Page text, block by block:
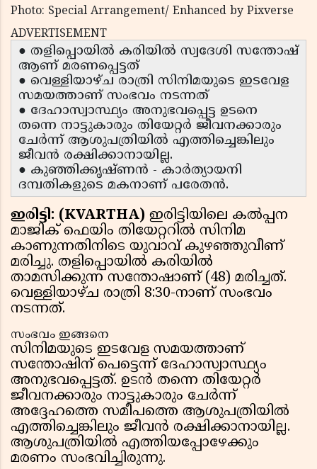
Photo: Special Arrangement/ Enhanced by Pixverse
ADVERTISEMENT
● തളിപ്പൊയിൽ കരിയിൽ സ്വദേശി സന്തോഷ്
ആണ് മരണപ്പെട്ടത്
● വെള്ളിയാഴ്ച രാത്രി സിനിമയുടെ ഇടവേള
സമയത്താണ് സംഭവം നടന്നത്
● ദേഹാസ്വാസ്ഥ്യം അനുഭവപ്പെട്ട ഉടനെ
തന്നെ നാട്ടുകാരും തിയേറ്റർ ജീവനക്കാരും
ചേർന്ന് ആശുപത്രിയിൽ എത്തിച്ചെങ്കിലും
ജീവൻ രക്ഷിക്കാനായില്ല.
● കുഞ്ഞിക്കൃഷ്ണൻ - കാർത്യായനി
ദമ്പതികളുടെ മകനാണ് പരേതൻ.
ഇരിട്ടി: (KVARTHA) ഇരിട്ടിയിലെ കൽപ്പന
മാജിക് ഫെയിം തിയേറ്ററിൽ സിനിമ
കാണുന്നതിനിടെ യുവാവ് കുഴഞ്ഞുവീണ്
മരിച്ചു. തളിപ്പൊയിൽ കരിയിൽ
താമസിക്കുന്ന സന്തോഷാണ് (48) മരിച്ചത്.
വെള്ളിയാഴ്ച രാത്രി 8:30-നാണ് സംഭവം
നടന്നത്.
സംഭവം ഇങ്ങനെ
സിനിമയുടെ ഇടവേള സമയത്താണ്
സന്തോഷിന് പെട്ടെന്ന് ദേഹാസ്വാസ്ഥ്യം
അനുഭവപ്പെട്ടത്. ഉടൻ തന്നെ തിയേറ്റർ
ജീവനക്കാരും നാട്ടുകാരും ചേർന്ന്
അദ്ദേഹത്തെ സമീപത്തെ ആശുപത്രിയിൽ
എത്തിച്ചെങ്കിലും ജീവൻ രക്ഷിക്കാനായില്ല.
ആശുപത്രിയിൽ എത്തിയപ്പോഴേക്കും
മരണം സംഭവിച്ചിരുന്നു.